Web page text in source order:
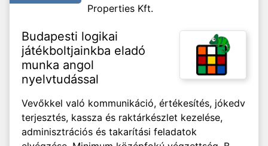
Properties Kft.
Budapesti logikai
játékboltjainkba eladó
munka angol
nyelvtudással
Vevőkkel való kommunikáció, értékesítés, jókedv
terjesztés, kassza és raktárkészlet kezelése,
adminisztrációs és takarítási feladatok